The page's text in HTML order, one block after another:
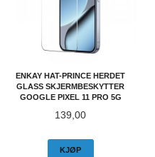
ENKAY HAT-PRINCE HERDET
GLASS SKJERMBESKYTTER
GOOGLE PIXEL 11 PRO 5G
Pris
139,00
KJØP